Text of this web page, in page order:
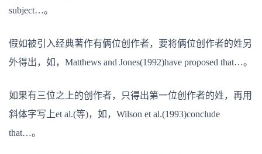
subject…。
假如被引入经典著作有俩位创作者，要将俩位创作者的姓另
外得出，如，Matthews and Jones(1992)have proposed that…。
如果有三位之上的创作者，只得出第一位创作者的姓，再用
斜体字写上et al.(等)，如，Wilson et al.(1993)conclude
that…。